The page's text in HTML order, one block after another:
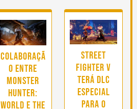
Colaboraçã
o entre
Monster
Hunter:
World e The
Street
Fighter V
terá DLC
especial
para o